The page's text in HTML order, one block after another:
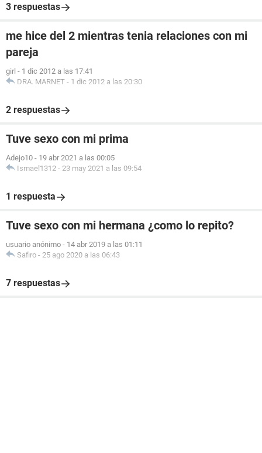
3 respuestas
me hice del 2 mientras tenia relaciones con mi
pareja
girl - 1 dic 2012 a las 17:41
DRA. MARNET - 1 dic 2012 a las 20:30
2 respuestas
Tuve sexo con mi prima
Adejo10 - 19 abr 2021 a las 00:05
Ismael1312 - 23 may 2021 a las 09:54
1 respuesta
Tuve sexo con mi hermana ¿como lo repito?
usuario anónimo - 14 abr 2019 a las 01:11
Safiro - 25 ago 2020 a las 06:43
7 respuestas